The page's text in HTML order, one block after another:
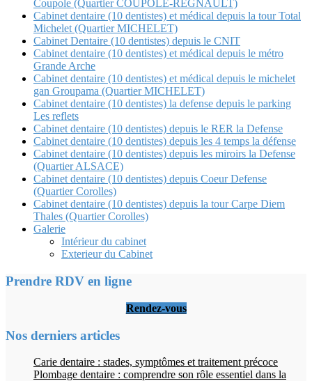
Coupole (Quartier COUPOLE-REGNAULT)
Cabinet dentaire (10 dentistes) et médical depuis la tour Total
Michelet (Quartier MICHELET)
Cabinet Dentaire (10 dentistes) depuis le CNIT
Cabinet dentaire (10 dentistes) et médical depuis le métro
Grande Arche
Cabinet dentaire (10 dentistes) et médical depuis le michelet
gan Groupama (Quartier MICHELET)
Cabinet dentaire (10 dentistes) la defense depuis le parking
Les reflets
Cabinet dentaire (10 dentistes) depuis le RER la Defense
Cabinet dentaire (10 dentistes) depuis les 4 temps la défense
Cabinet dentaire (10 dentistes) depuis les miroirs la Defense
(Quartier ALSACE)
Cabinet dentaire (10 dentistes) depuis Coeur Defense
(Quartier Corolles)
Cabinet dentaire (10 dentistes) depuis la tour Carpe Diem
Thales (Quartier Corolles)
Galerie
Intérieur du cabinet
Exterieur du Cabinet
Prendre RDV en ligne
Rendez-vous
Nos derniers articles
Carie dentaire : stades, symptômes et traitement précoce
Plombage dentaire : comprendre son rôle essentiel dans la